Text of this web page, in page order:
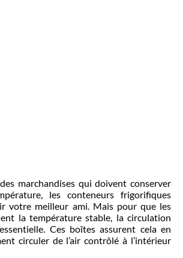
marchandises qui doivent conserver
les conteneurs frigorifiques
votre meilleur ami. Mais pour que les
la température stable, la circulation
Ces boîtes assurent cela en
circuler de l’air contrôlé à l’intérieur